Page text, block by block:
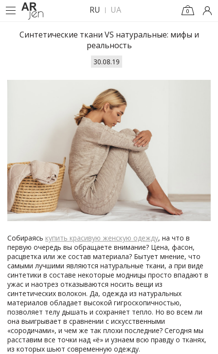
RU UA 0
Синтетические ткани VS натуральные: мифы и
реальность
30.08.19
Собираясь купить красивую женскую одежду, на что в
первую очередь вы обращаете внимание? Цена, фасон,
расцветка или же состав материала? Бытует мнение, что
самыми лучшими являются натуральные ткани, а при виде
синтетики в составе некоторые модницы просто впадают в
ужас и наотрез отказываются носить вещи из
синтетических волокон. Да, одежда из натуральных
материалов обладает высокой гигроскопичностью,
позволяет телу дышать и сохраняет тепло. Но во всем ли
она выигрывает в сравнении с искусственными
«сородичами», и чем же так плохи последние? Сегодня мы
расставим все точки над «ё» и узнаем всю правду о тканях,
из которых шьют современную одежду.